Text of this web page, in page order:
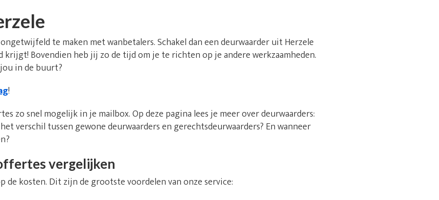
te maken met wanbetalers. Schakel dan een deurwaarder uit Herzele
Bovendien heb jij zo de tijd om je te richten op je andere werkzaamheden.
in de buurt?
!
zo snel mogelijk in je mailbox. Op deze pagina lees je meer over deurwaarders:
verschil tussen gewone deurwaarders en gerechtsdeurwaarders? En wanneer
vergelijken
de kosten. Dit zijn de grootste voordelen van onze service: